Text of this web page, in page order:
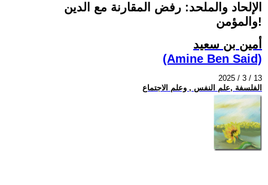
الإلحاد والملحد: رفض المقارنة مع الدين
والمؤمن!
أمين بن سعيد
(Amine Ben Said)
2025 / 3 / 13
الفلسفة ,علم النفس , وعلم الاجتماع